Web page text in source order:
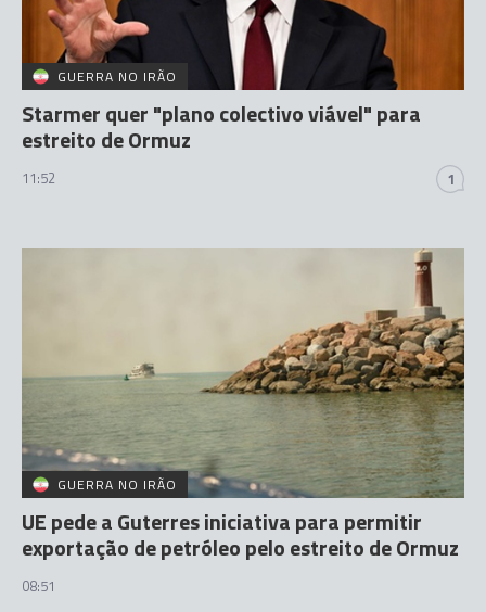
GUERRA NO IRÃO
Starmer quer "plano colectivo viável" para
estreito de Ormuz
11:52 1
GUERRA NO IRÃO
UE pede a Guterres iniciativa para permitir
exportação de petróleo pelo estreito de Ormuz
08:51